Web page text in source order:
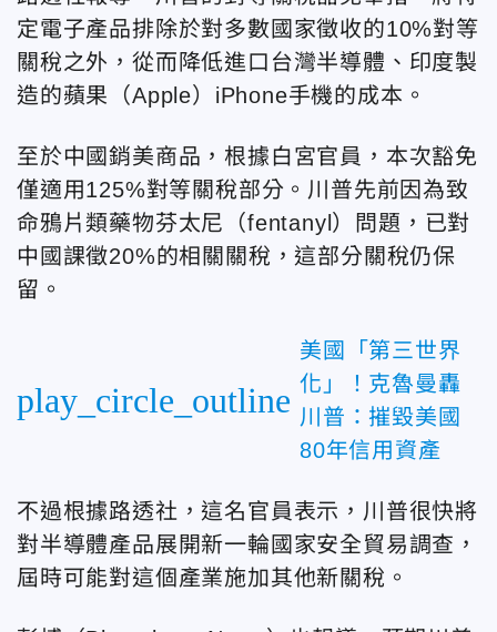
定電子產品排除於對多數國家徵收的10%對等
關稅之外，從而降低進口台灣半導體、印度製
造的蘋果（Apple）iPhone手機的成本。
至於中國銷美商品，根據白宮官員，本次豁免
僅適用125%對等關稅部分。川普先前因為致
命鴉片類藥物芬太尼（fentanyl）問題，已對
中國課徵20%的相關關稅，這部分關稅仍保
留。
play_circle_outline
美國「第三世界
化」！克魯曼轟
川普：摧毀美國
80年信用資產
不過根據路透社，這名官員表示，川普很快將
對半導體產品展開新一輪國家安全貿易調查，
屆時可能對這個產業施加其他新關稅。